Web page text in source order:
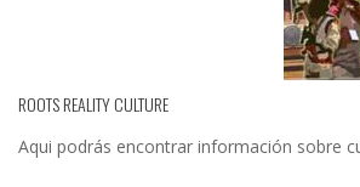
ROOTS REALITY CULTURE
Aqui podrás encontrar información sobre